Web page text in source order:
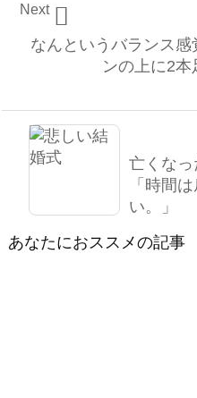
なんというバランス感
ンの上に2本

Next
亡くな
「時間
い。」
あなたにおススメの記事